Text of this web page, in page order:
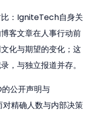
：IgniteTech自身关
客文章在人事行动前
化与期望的变化；这
，与独立报道并存。
公开声明与
精确人数与内部决策